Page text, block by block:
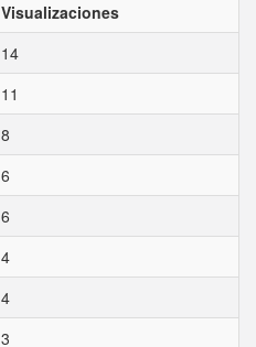
Visualizaciones
14
11
8
6
6
4
4
3